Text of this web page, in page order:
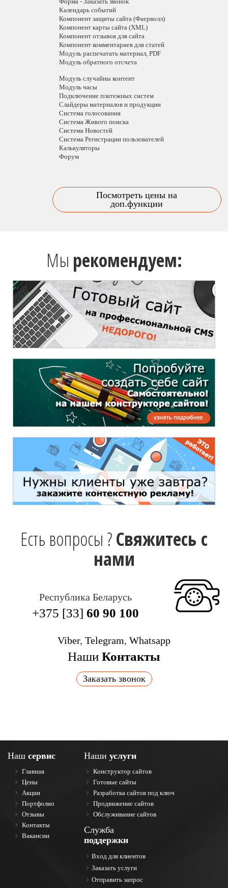
Календарь событий
Компонент защиты сайта (Фаерволл)
Компонент карты сайта (XML)
Компонент отзывов для сайта
Компонент комментариев для статей
Модуль распечатать материал, PDF
Модуль обратного отсчета
Модуль случайны контент
Модуль часы
Подключение платежных систем
Слайдеры материалов и продукции
Система голосования
Система Живого поиска
Система Новостей
Система Регистрации пользователей
Калькуляторы
Форум
Посмотреть цены на
доп.функции
Мы рекомендуем:
Есть вопросы ?Свяжитесь с
нами
Республика Беларусь
+375 [33] 60 90 100
Viber, Telegram, Whatsapp
Наши Контакты
Заказать звонок
Наш сервис
Главная
Цены
Акции
Портфолио
Отзывы
Контакты
Вакансии
Наши услуги
Конструктор сайтов
Готовые сайты
Разработка сайтов под ключ
Продвижение сайтов
Обслуживание сайтов
Служба
поддержки
Вход для клиентов
Заказать услуги
Отправить запрос